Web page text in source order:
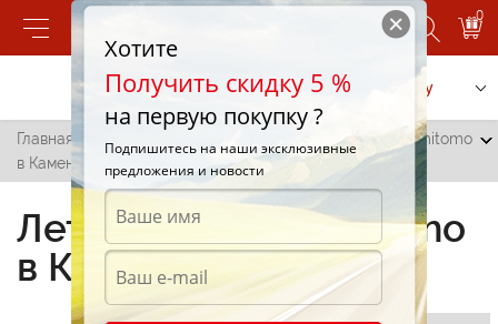
0
Позвонить Заказать услугу
Главная /
Летние шины Sumitomo
в Каменке
Летние шины Sumitomo
в Каменке
Хотите
Получить скидку 5 %
на первую покупку ?
Подпишитесь на наши эксклюзивные
предложения и новости